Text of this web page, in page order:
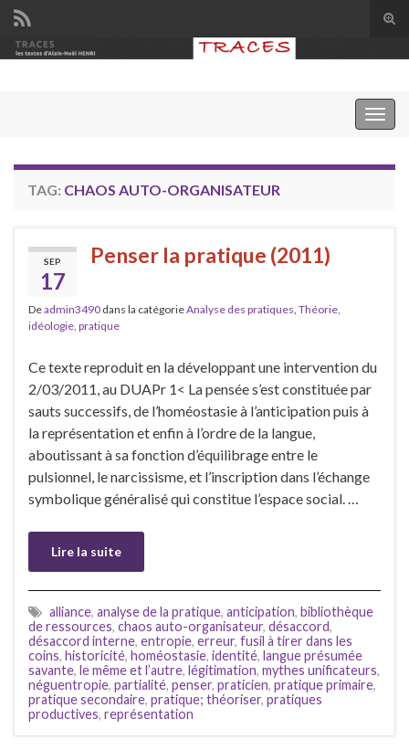
Search for:
TAG: CHAOS AUTO-ORGANISATEUR
SEP
17
Penser la pratique (2011)
Deadmin3490 dans la catégorieAnalyse des pratiques Théorie,
idéologie, pratique
Ce texte reproduit en la développant une intervention du
2/03/2011, au DUAPr 1< La pensée s’est constituée par
sauts successifs, de l’homéostasie à l’anticipation puis à
la représentation et enfin à l’ordre de la langue,
aboutissant à sa fonction d’équilibrage entre le
pulsionnel, le narcissisme, et l’inscription dans l’échange
symbolique généralisé qui constitue l’espace social. …
Lire la suite
alliance, analyse de la pratique, anticipation, bibliothèque
de ressources, chaos auto-organisateur, désaccord,
désaccord interne, entropie, erreur, fusil à tirer dans les
coins, historicité, homéostasie, identité, langue présumée
savante, le même et l’autre, légitimation, mythes unificateurs,
néguentropie, partialité, penser, praticien, pratique primaire,
pratique secondaire, pratique; théoriser, pratiques
productives, représentation